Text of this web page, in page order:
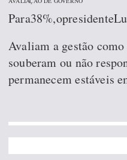
Avaliam a gestão
souberam ou não
permanecem estáveis